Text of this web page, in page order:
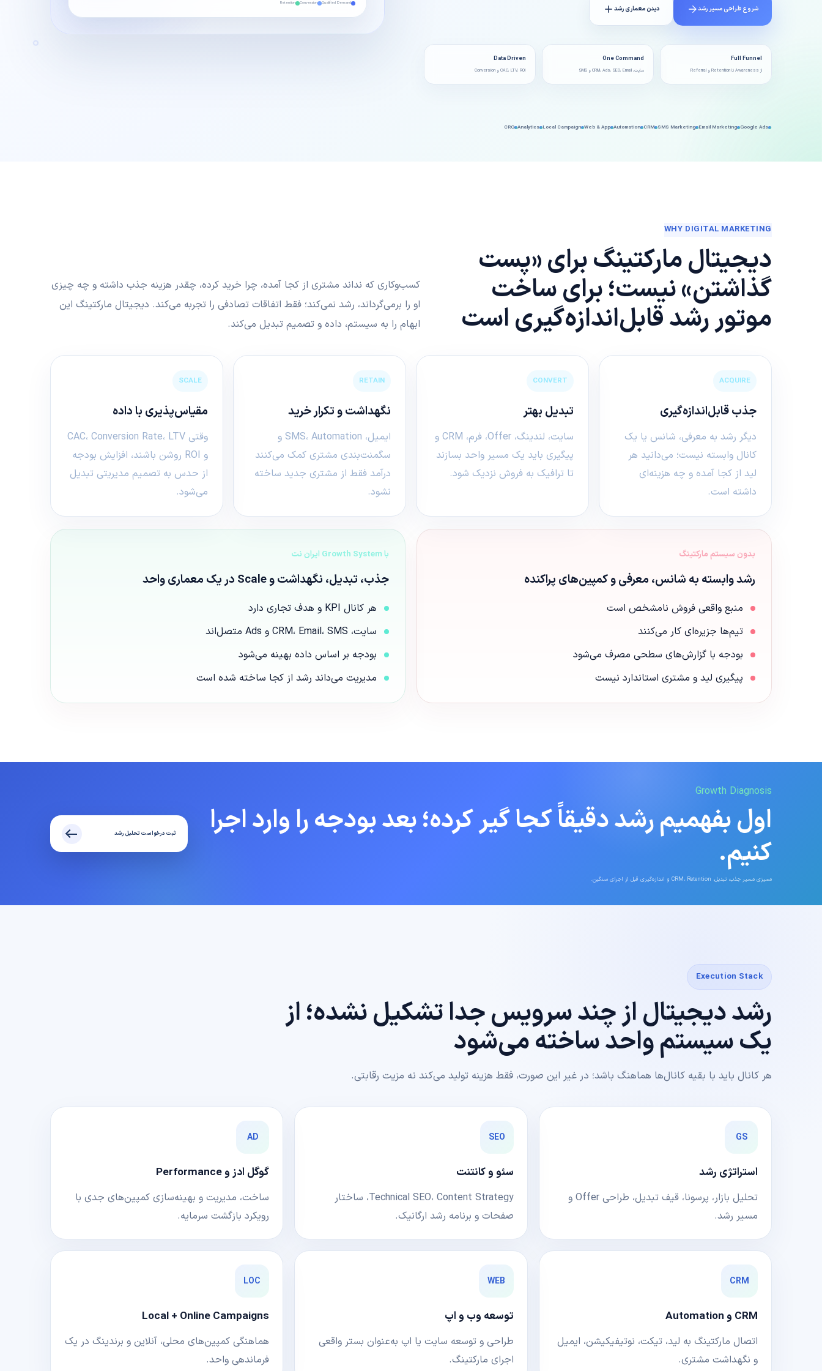
شروع طراحی مسیر رشد دیدن معماری رشد
Full Funnel
از Awareness تا Retention و Referral
One Command
سایت، CRM، Ads، SEO، Email و SMS
Data Driven
CAC، LTV، ROI و Conversion
Qualified Demand
Conversion
Retention
Google Ads
Email Marketing
SMS Marketing
CRM
Automation
Web & App
Local Campaign
Analytics
CRO
WHY DIGITAL MARKETING
دیجیتال مارکتینگ برای «پست
گذاشتن» نیست؛ برای ساخت
موتور رشد قابل‌اندازه‌گیری است
کسب‌وکاری که نداند مشتری از کجا آمده، چرا خرید کرده، چقدر هزینه جذب داشته و چه چیزی
او را برمی‌گرداند، رشد نمی‌کند؛ فقط اتفاقات تصادفی را تجربه می‌کند. دیجیتال مارکتینگ این
ابهام را به سیستم، داده و تصمیم تبدیل می‌کند.
ACQUIRE
جذب قابل‌اندازه‌گیری
دیگر رشد به معرفی، شانس یا یک
کانال وابسته نیست؛ می‌دانید هر
لید از کجا آمده و چه هزینه‌ای
داشته است.
CONVERT
تبدیل بهتر
سایت، لندینگ، Offer، فرم، CRM و
پیگیری باید یک مسیر واحد بسازند
تا ترافیک به فروش نزدیک شود.
RETAIN
نگهداشت و تکرار خرید
ایمیل، SMS، Automation و
سگمنت‌بندی مشتری کمک می‌کنند
درآمد فقط از مشتری جدید ساخته
نشود.
SCALE
مقیاس‌پذیری با داده
وقتی CAC، Conversion Rate، LTV
و ROI روشن باشند، افزایش بودجه
از حدس به تصمیم مدیریتی تبدیل
می‌شود.
بدون سیستم مارکتینگ
رشد وابسته به شانس، معرفی و کمپین‌های پراکنده
منبع واقعی فروش نامشخص است
تیم‌ها جزیره‌ای کار می‌کنند
بودجه با گزارش‌های سطحی مصرف می‌شود
پیگیری لید و مشتری استاندارد نیست
با Growth System ایران نت
جذب، تبدیل، نگهداشت و Scale در یک معماری واحد
هر کانال KPI و هدف تجاری دارد
سایت، CRM، Email، SMS و Ads متصل‌اند
بودجه بر اساس داده بهینه می‌شود
مدیریت می‌داند رشد از کجا ساخته شده است
Growth Diagnosis
اول بفهمیم رشد دقیقاً کجا گیر کرده؛ بعد بودجه را وارد اجرا
کنیم.
ممیزی مسیر جذب، تبدیل، CRM، Retention و اندازه‌گیری قبل از اجرای سنگین.
ثبت درخواست تحلیل رشد
Execution Stack
رشد دیجیتال از چند سرویس جدا تشکیل نشده؛ از
یک سیستم واحد ساخته می‌شود
هر کانال باید با بقیه کانال‌ها هماهنگ باشد؛ در غیر این صورت، فقط هزینه تولید می‌کند نه مزیت رقابتی.
GS
استراتژی رشد
تحلیل بازار، پرسونا، قیف تبدیل، طراحی Offer و
مسیر رشد.
SEO
سئو و کانتنت
Technical SEO، Content Strategy، ساختار
صفحات و برنامه رشد ارگانیک.
AD
گوگل ادز و Performance
ساخت، مدیریت و بهینه‌سازی کمپین‌های جدی با
رویکرد بازگشت سرمایه.
CRM
CRM و Automation
اتصال مارکتینگ به لید، تیکت، نوتیفیکیشن، ایمیل
و نگهداشت مشتری.
WEB
توسعه وب و اپ
طراحی و توسعه سایت یا اپ به‌عنوان بستر واقعی
اجرای مارکتینگ.
LOC
Local + Online Campaigns
هماهنگی کمپین‌های محلی، آنلاین و برندینگ در یک
فرماندهی واحد.